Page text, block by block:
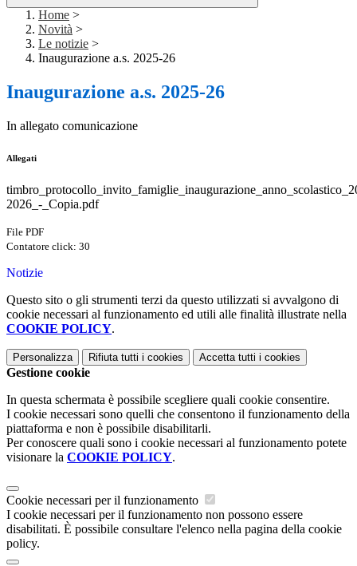
Home >
Novità >
Le notizie >
Inaugurazione a.s. 2025-26
Inaugurazione a.s. 2025-26
In allegato comunicazione
Allegati
2026_-_Copia.pdf
File PDF
Contatore click: 30
Notizie
Questo sito o gli strumenti terzi da questo utilizzati si avvalgono di
cookie necessari al funzionamento ed utili alle finalità illustrate nella
COOKIE POLICY.
Personalizza Rifiuta tutti i cookies Accetta tutti i cookies
Gestione cookie
In questa schermata è possibile scegliere quali cookie consentire.
I cookie necessari sono quelli che consentono il funzionamento della
piattaforma e non è possibile disabilitarli.
Per conoscere quali sono i cookie necessari al funzionamento potete
visionare la COOKIE POLICY.
Cookie necessari per il funzionamento
I cookie necessari per il funzionamento non possono essere
disabilitati. È possibile consultare l'elenco nella pagina della cookie
policy.